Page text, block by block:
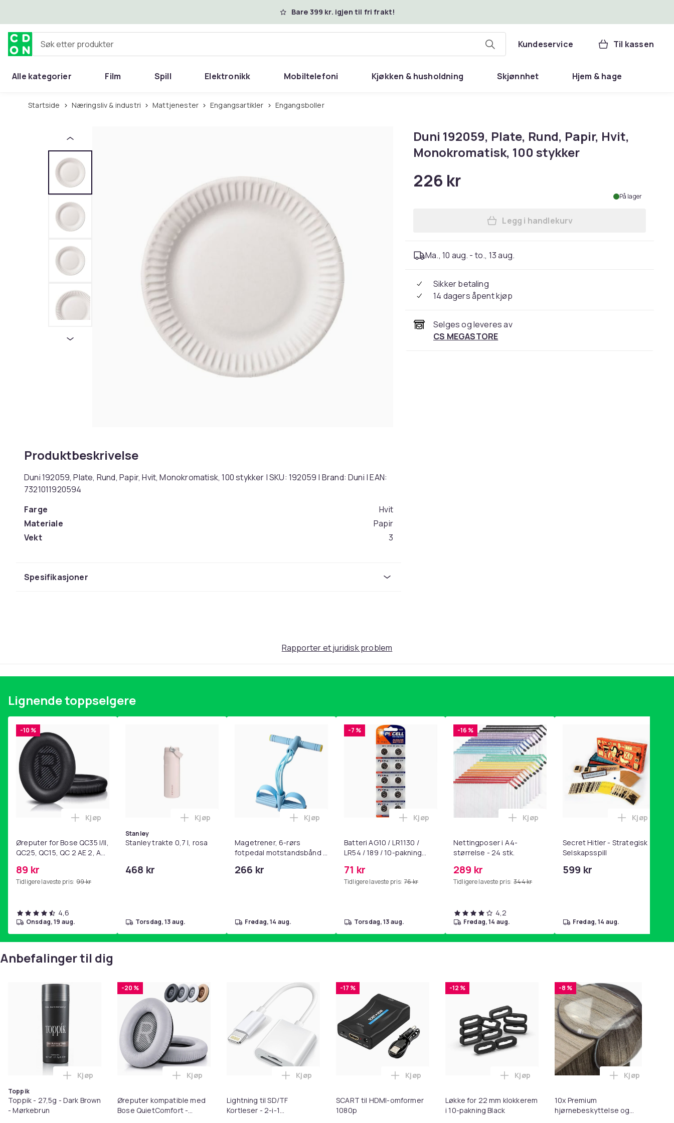
Bare 399 kr. igjen til fri frakt!
Søk etter produkter Kundeservice Til kassen
Alle kategorier Film Spill Elektronikk Mobiltelefoni Kjøkken & husholdning Skjønnhet Hjem & hage
Startside Næringsliv & industri Mattjenester Engangsartikler Engangsboller
Produktbeskrivelse
Duni 192059, Plate, Rund, Papir, Hvit, Monokromatisk, 100 stykker | SKU: 192059 | Brand: Duni | EAN:
7321011920594
Farge
Hvit
Materiale
Papir
Vekt
3
Produktsikkerhetsinformasjon
Spesifikasjoner
Duni 192059, Plate, Rund, Papir, Hvit,
Monokromatisk, 100 stykker
226 kr
På lager
Legg Duni 192059, Plate, Rund,
Legg i handlekurv
Ma., 10 aug. - to., 13 aug.
Sikker betaling
14 dagers åpent kjøp
Selges og leveres av
CS MEGASTORE
Rapporter et juridisk problem
Lignende toppselgere
-10 %
Øreputer for Bose QC35 I/II,
QC25, QC15, QC 2 AE 2, AE
SoundLink Black
89 kr
Tidligere laveste pris: 99 kr
Legg Øreputer for Bose QC35 I/II, QC25, QC15, QC 2 AE 2, AE 2i, AE 2w, SoundTrue, SoundLink Black i handlekurven
Kjøp
4,6
onsdag, 19 aug.
Stanley
Stanley trakte 0,7 l, rosa
468 kr
Legg Stanley trakte 0,7 l, rosa i handlekurven
Kjøp
torsdag, 13 aug.
Magetrener, 6-rørs
fotpedal motstandsbånd -
yoga og
266 kr
Legg Magetrener, 6-rørs fotpedal motstandsbånd - mage- og kjernetrening, yoga og
Kjøp
fredag, 14 aug.
-7 %
Batteri AG10 / LR1130 /
LR54 / 189 / 10-pakning
71 kr
Tidligere laveste pris: 76 kr
Legg Batteri AG10 / LR1130 / LR54 / 189 / 10-pakning PKcell i
Kjøp
torsdag, 13 aug.
-16 %
Nettingposer i A4-
størrelse - 24 stk.
289 kr
Tidligere laveste pris: 344 kr
Legg Nettingposer i A4-størrelse - 24
Kjøp
4,2
fredag, 14 aug.
Secret Hitler - Strategisk
Selskapsspill
599 kr
Legg
Kjøp
fredag, 14 aug.
Anbefalinger til dig
Toppik
Toppik - 27,5g - Dark Brown
- Mørkebrun
Legg Toppik - 27,5g - Dark Brown - Mørkebrun i handlekurven
Kjøp
-20 %
Øreputer kompatible med
Bose QuietComfort -
Legg Øreputer kompatible med Bose QuietComfort - QC35/QC25/QC15/AE2 - Grå i handlekurven
Kjøp
Lightning til SD/TF
Kortleser - 2-i-1
Legg Lightning til SD/TF Kortleser - 2-i-1 Minnekortadapter til iPhone/iPad i handlekurven
Kjøp
-17 %
SCART til HDMI-omformer
1080p
Legg SCART til HDMI-omformer 1080p i handlekurven
Kjøp
-12 %
Løkke for 22 mm klokkerem
i 10-pakning Black
Legg Løkke for 22 mm klokkerem i 10-
Kjøp
-8 %
10x Premium
hjørnebeskyttelse og
Legg 10x
Kjøp